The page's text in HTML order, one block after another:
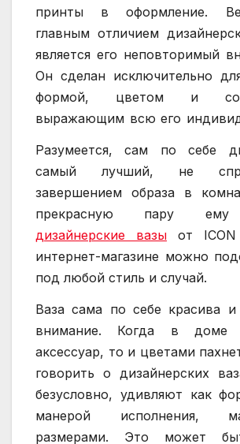
принты в оформление.
главным отличием
является его неповторимый
Он сделан исключительно
формой, цветом и
выражающим всю его
Разумеется, сам по себе
самый лучший, не
завершением образа в
прекрасную пару ему
дизайнерские вазы от
интернет-магазине можно
под любой стиль и случай.
Ваза сама по себе красива и
внимание. Когда в доме
аксессуар, то и цветами
говорить о дизайнерских
безусловно, удивляют как
манерой исполнения,
размерами. Это может